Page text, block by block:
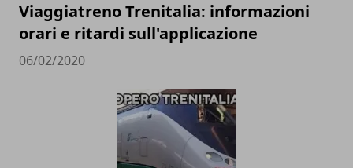
Viaggiatreno Trenitalia: informazioni
orari e ritardi sull'applicazione
06/02/2020